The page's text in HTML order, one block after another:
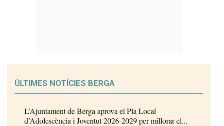
ÚLTIMES NOTÍCIES BERGA
L’Ajuntament de Berga aprova el Pla Local
d’Adolescència i Joventut 2026-2029 per millorar el...